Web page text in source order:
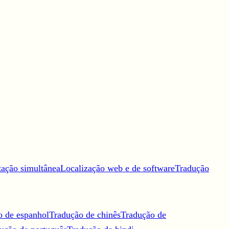
simultâneaLocalização web e de softwareTradução
de espanholTradução de chinêsTradução de